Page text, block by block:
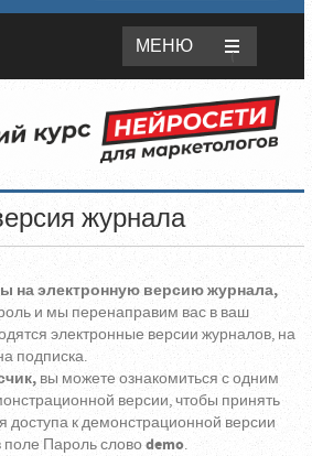
МЕНЮ
журнала
на электронную версию журнала,
и мы перенаправим вас в ваш
электронные версии журналов, на
подписка.
вы можете ознакомиться с одним
версии, чтобы принять
доступа к демонстрационной версии
поле Пароль словоdemo.